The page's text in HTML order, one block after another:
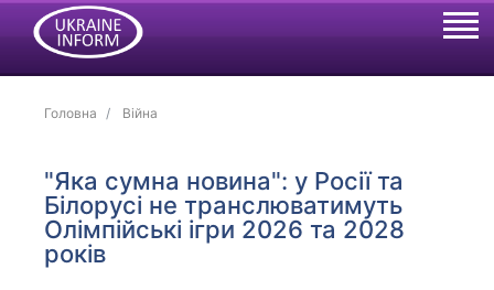
Головна Війна
"Яка сумна новина": у Росії та
Білорусі не транслюватимуть
Олімпійські ігри 2026 та 2028
років